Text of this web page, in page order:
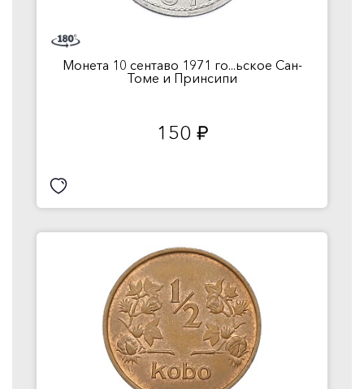
Монета 10 сентаво 1971 го...ьское Сан-
Томе и Принсипи
150 руб.